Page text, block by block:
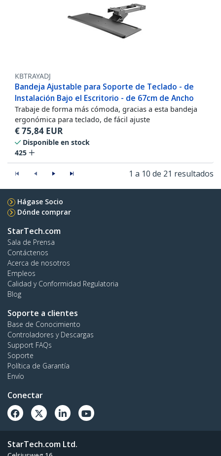
KBTRAYADJ
Bandeja Ajustable para Soporte de Teclado - de
Instalación Bajo el Escritorio - de 67cm de Ancho
Trabaje de forma más cómoda, gracias a esta bandeja
ergonómica para teclado, de fácil ajuste
€75,84 EUR
Disponible en stock
425
1 a 10 de 21 resultados
Hágase Socio
Dónde comprar
StarTech.com
Sala de Prensa
Contáctenos
Acerca de nosotros
Empleos
Calidad y Conformidad Regulatoria
Blog
Soporte a clientes
Base de Conocimiento
Controladores y Descargas
Support FAQs
Soporte
Política de Garantía
Envío
Conectar
StarTech.com Ltd.